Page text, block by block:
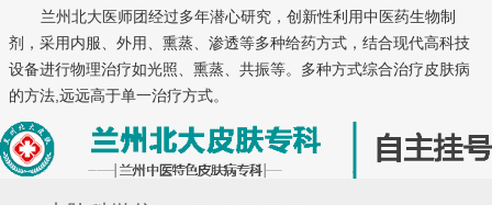
兰州北大医师团经过多年潜心研究，创新性利用中医药生物制
剂，采用内服、外用、熏蒸、渗透等多种给药方式，结合现代高科技
设备进行物理治疗如光照、熏蒸、共振等。多种方式综合治疗皮肤病
的方法,远远高于单一治疗方式。